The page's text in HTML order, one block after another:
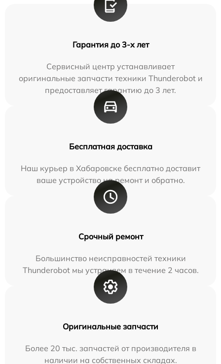
Гарантия до 3-х лет
Сервисный центр устанавливает
оригинальные запчасти техники Thunderobot и
предоставляет гарантию до 3 лет.
Бесплатная доставка
Наш курьер в Хабаровске бесплатно доставит
ваше устройство на ремонт и обратно.
Срочный ремонт
Большинство неисправностей техники
Thunderobot мы устраняем в течение 2 часов.
Оригинальные запчасти
Более 20 тыс. запчастей от производителя в
наличии на собственных складах.